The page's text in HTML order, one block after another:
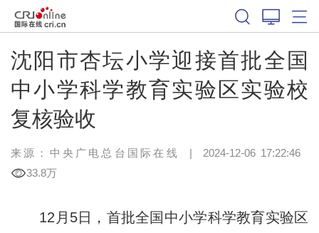
沈阳市杏坛小学迎接首批全国
中小学科学教育实验区实验校
复核验收
来源：中央广电总台国际在线 | 2024-12-06 17:22:46
33.8万
12月5日，首批全国中小学科学教育实验区